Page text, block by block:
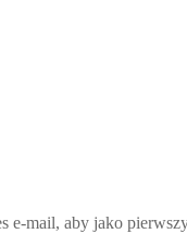
e-mail, aby jako